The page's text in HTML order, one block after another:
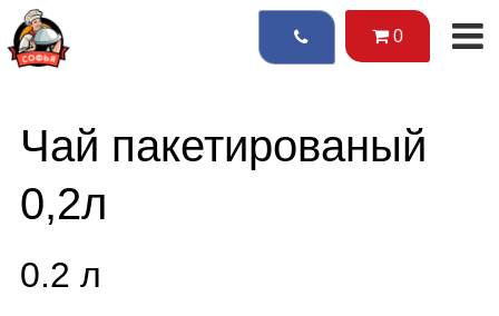
0
Чай пакетированый
0,2л
0.2 л